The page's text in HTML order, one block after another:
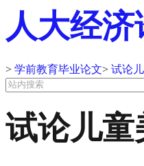
人大经济
> 学前教育毕业论文> 试论
试论儿童